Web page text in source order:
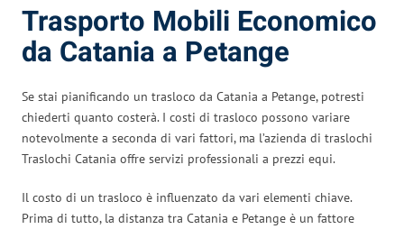
Trasporto Mobili Economico
da Catania a Petange
Se stai pianificando un trasloco da Catania a Petange, potresti
chiederti quanto costerà. I costi di trasloco possono variare
notevolmente a seconda di vari fattori, ma l’azienda di traslochi
Traslochi Catania offre servizi professionali a prezzi equi.
Il costo di un trasloco è influenzato da vari elementi chiave.
Prima di tutto, la distanza tra Catania e Petange è un fattore